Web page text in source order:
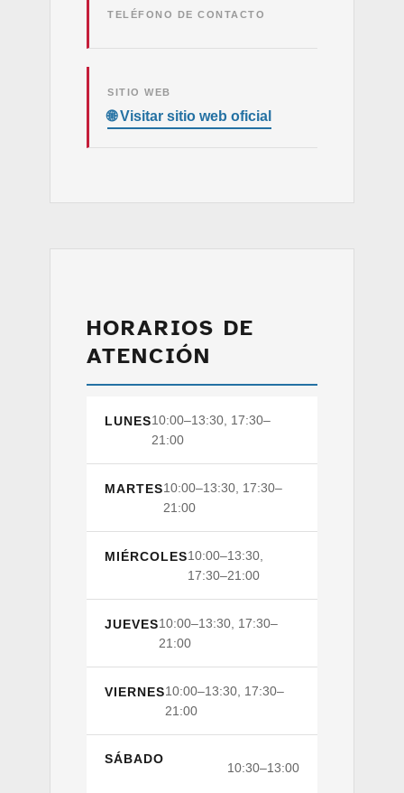
TELÉFONO DE CONTACTO
SITIO WEB
HORARIOS DE
ATENCIÓN
LUNES10:00–13:30, 17:30–
21:00
MARTES10:00–13:30, 17:30–
21:00
MIÉRCOLES10:00–13:30,
17:30–21:00
JUEVES10:00–13:30, 17:30–
21:00
VIERNES10:00–13:30, 17:30–
21:00
SÁBADO
10:30–13:00